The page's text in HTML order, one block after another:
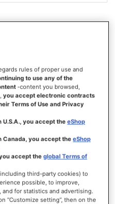
passe?
rules of proper use and
to use any of the
-content you browsed,
,you accept electronic contracts
Terms of Use and Privacy
U.S.A., you accept theeShop
Canada, you accept theeShop
accept theglobal Terms of
third-party cookies) to
possible, to improve,
for statistics and advertising.
“Customize setting”, then on the